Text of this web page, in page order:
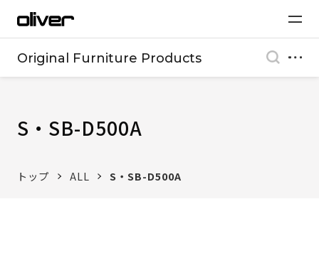
Original Furniture Products
S・SB-D500A
トップ ALL S・SB-D500A